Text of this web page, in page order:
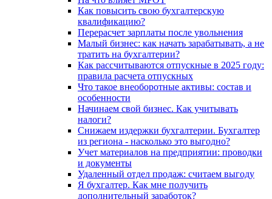
Как повысить свою бухгалтерскую
квалификацию?
Перерасчет зарплаты после увольнения
Малый бизнес: как начать зарабатывать, а не
тратить на бухгалтерии?
Как рассчитываются отпускные в 2025 году:
правила расчета отпускных
Что такое внеоборотные активы: состав и
особенности
Начинаем свой бизнес. Как учитывать
налоги?
Снижаем издержки бухгалтерии. Бухгалтер
из региона - насколько это выгодно?
Учет материалов на предприятии: проводки
и документы
Удаленный отдел продаж: считаем выгоду
Я бухгалтер. Как мне получить
дополнительный заработок?